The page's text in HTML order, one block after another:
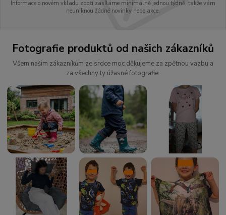
Informace o novém vkladu zboží zasíláme minimálně jednou týdně, takže vám
neuniknou žádné novinky nebo akce.
Fotografie produktů od našich zákazníků
Všem našim zákazníkům ze srdce moc děkujeme za zpětnou vazbu a
za všechny ty úžasné fotografie.